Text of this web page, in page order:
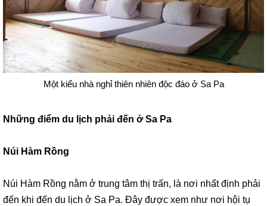
Một kiểu nhà nghỉ thiên nhiên độc đáo ở Sa Pa
Những điểm du lịch phải đến ở Sa Pa
Núi Hàm Rồng
Núi Hàm Rồng nằm ở trung tâm thị trấn, là nơi nhất định phải
đến khi đến du lịch ở Sa Pa. Đây được xem như nơi hội tụ